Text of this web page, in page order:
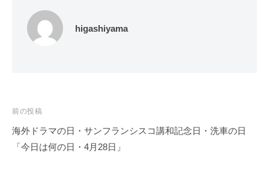
higashiyama
投
稿
ナ
前の投稿
海外ドラマの日・サンフランシスコ講和記念日・洗車の日
「今日は何の日・4月28日」